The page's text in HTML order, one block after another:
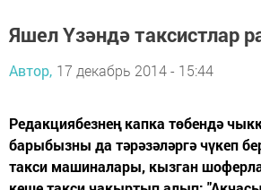
Яшел Үзәндә таксистлар
Автор, 17 декабрь 2014 - 15:44
Редакциябезнең капка төбендә
барыбызны да тәрәзәләргә чүкеп
такси машиналары, кызган